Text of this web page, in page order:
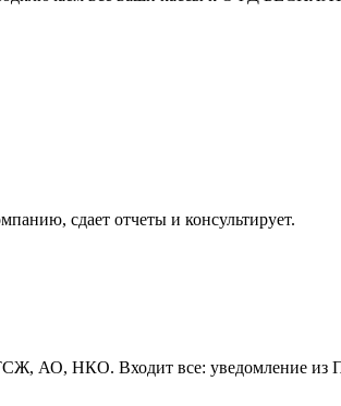
сдает отчеты и консультирует.
АО, НКО. Входит все: уведомление из